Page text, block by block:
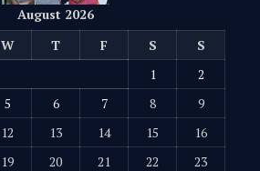
August 2026
W T F S
S
1
2
5 6 7 8
9
12 13 14 15
16
19 20 21 22
23